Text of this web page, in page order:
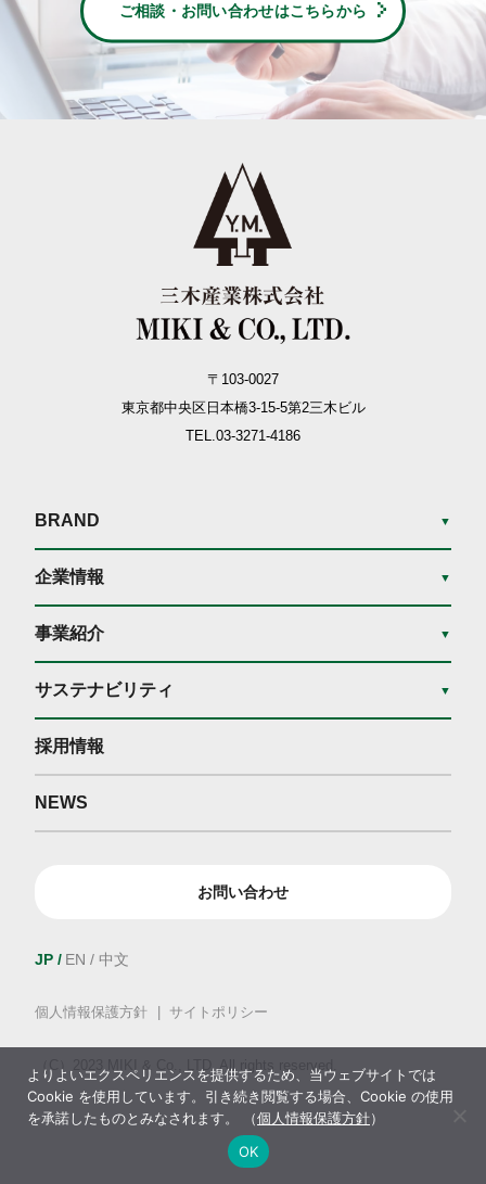
ご相談・お問い合わせはこちらから
〒103-0027
東京都中央区日本橋3-15-5第2三木ビル
TEL.03-3271-4186
BRAND ▼
企業情報 ▼
事業紹介 ▼
サステナビリティ ▼
採用情報
NEWS
お問い合わせ
JP EN 中文
個人情報保護方針 サイトポリシー
（C）2023 MIKI & Co., LTD. All rights reserved.
よりよいエクスペリエンスを提供するため、当ウェブサイトでは
Cookie を使用しています。引き続き閲覧する場合、Cookie の使用
を承諾したものとみなされます。 （個人情報保護方針）
OK